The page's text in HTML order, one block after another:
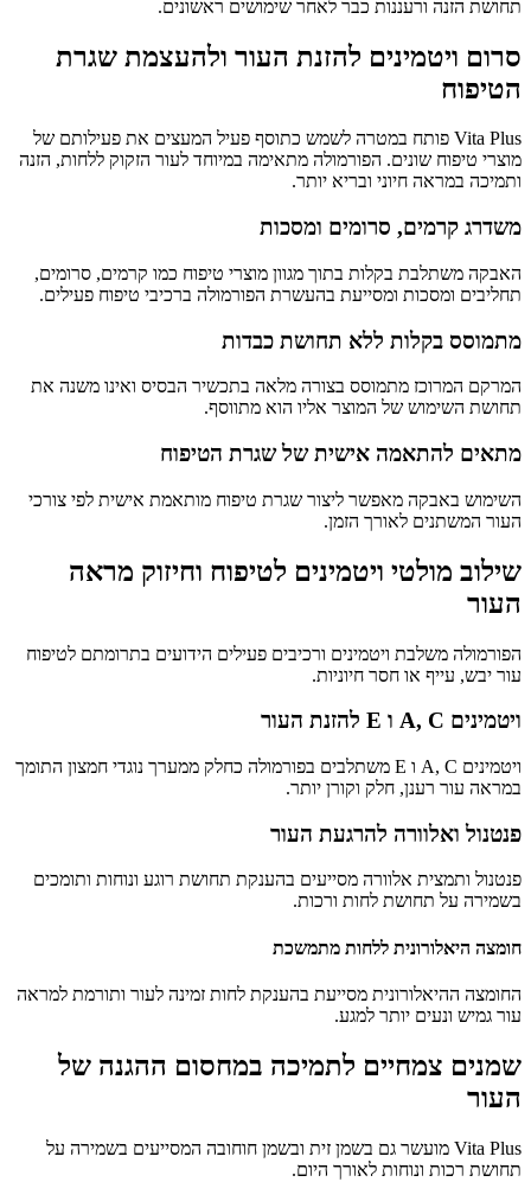
תחושת הזנה ורעננות כבר לאחר שימושים ראשונים.
סרום ויטמינים להזנת העור ולהעצמת שגרת
הטיפוח
Vita Plus פותח במטרה לשמש כתוסף פעיל המעצים את פעילותם של
מוצרי טיפוח שונים. הפורמולה מתאימה במיוחד לעור הזקוק ללחות, הזנה
ותמיכה במראה חיוני ובריא יותר.
משדרג קרמים, סרומים ומסכות
האבקה משתלבת בקלות בתוך מגוון מוצרי טיפוח כמו קרמים, סרומים,
תחליבים ומסכות ומסייעת בהעשרת הפורמולה ברכיבי טיפוח פעילים.
מתמוסס בקלות ללא תחושת כבדות
המרקם המרוכז מתמוסס בצורה מלאה בתכשיר הבסיס ואינו משנה את
תחושת השימוש של המוצר אליו הוא מתווסף.
מתאים להתאמה אישית של שגרת הטיפוח
השימוש באבקה מאפשר ליצור שגרת טיפוח מותאמת אישית לפי צורכי
העור המשתנים לאורך הזמן.
שילוב מולטי ויטמינים לטיפוח וחיזוק מראה
העור
הפורמולה משלבת ויטמינים ורכיבים פעילים הידועים בתרומתם לטיפוח
עור יבש, עייף או חסר חיוניות.
ויטמינים A, C ו E להזנת העור
ויטמינים A, C ו E משתלבים בפורמולה כחלק ממערך נוגדי חמצון התומך
במראה עור רענן, חלק וקורן יותר.
פנטנול ואלוורה להרגעת העור
פנטנול ותמצית אלוורה מסייעים בהענקת תחושת רוגע ונוחות ותומכים
בשמירה על תחושת לחות ורכות.
חומצה היאלורונית ללחות מתמשכת
החומצה ההיאלורונית מסייעת בהענקת לחות זמינה לעור ותורמת למראה
עור גמיש ונעים יותר למגע.
שמנים צמחיים לתמיכה במחסום ההגנה של
העור
Vita Plus מועשר גם בשמן זית ובשמן חוחובה המסייעים בשמירה על
תחושת רכות ונוחות לאורך היום.